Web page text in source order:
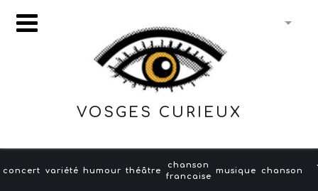
VOSGES CURIEUX
concert variété humour théâtre
chanson
francaise
musique chanson